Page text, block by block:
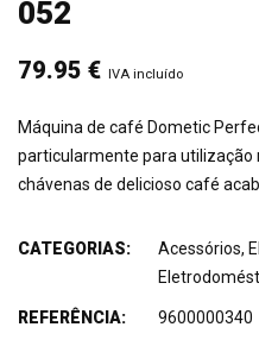
052
79.95 € IVA incluído
Máquina de café Dometic
particularmente para utilização
chávenas de delicioso café
CATEGORIAS: Acessórios,
REFERÊNCIA: 9600000340